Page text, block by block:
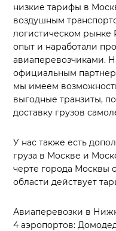
низкие тарифы в
воздушным
логистическом
опыт и наработали
авиаперевозчиками.
официальным
мы имеем
выгодные транзиты,
доставку грузов
У нас также есть
груза в Москве и
черте города Москвы
области действует
Авиаперевозки в
4 аэропортов: